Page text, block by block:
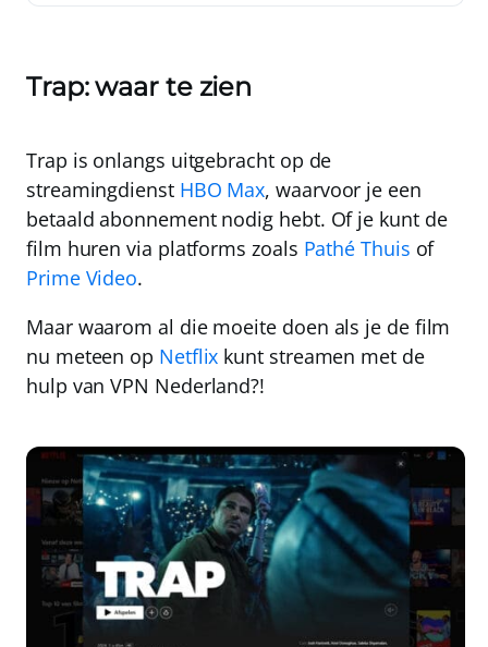
Trap: waar te zien
Trap is onlangs uitgebracht op de
streamingdienst HBO Max, waarvoor je een
betaald abonnement nodig hebt. Of je kunt de
film huren via platforms zoals Pathé Thuis of
Prime Video.
Maar waarom al die moeite doen als je de film
nu meteen op Netflix kunt streamen met de
hulp vanVPN Nederland?!